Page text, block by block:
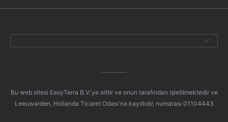
Bu web sitesi EasyTerra B.V.'ye aittir ve onun tarafından işletilmektedir ve
Leeuwarden, Hollanda Ticaret Odası'na kayıtlıdır, numarası 01104443